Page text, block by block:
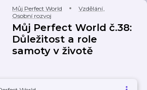
Můj Perfect World Vzdělání,
Osobní rozvoj
Můj Perfect World č.38:
Důležitost a role
samoty v životě